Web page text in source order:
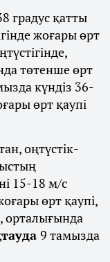
градус қатты
жоғары өрт
төтенше өрт
күндіз 36-
өрт қаупі
оңтүстік-
15-18 м/с
өрт қаупі,
орталығында
9 тамызда